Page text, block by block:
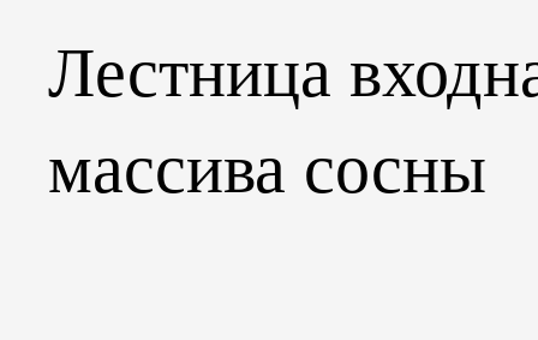
Лестница
массива сосны